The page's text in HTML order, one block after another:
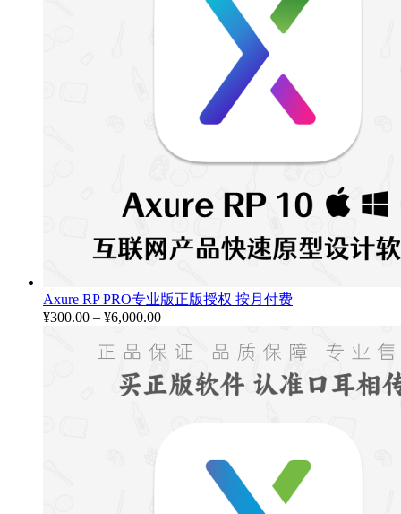
Axure RP PRO专业版正版授权 按月付费
¥300.00 – ¥6,000.00价
范
围：
¥300.00